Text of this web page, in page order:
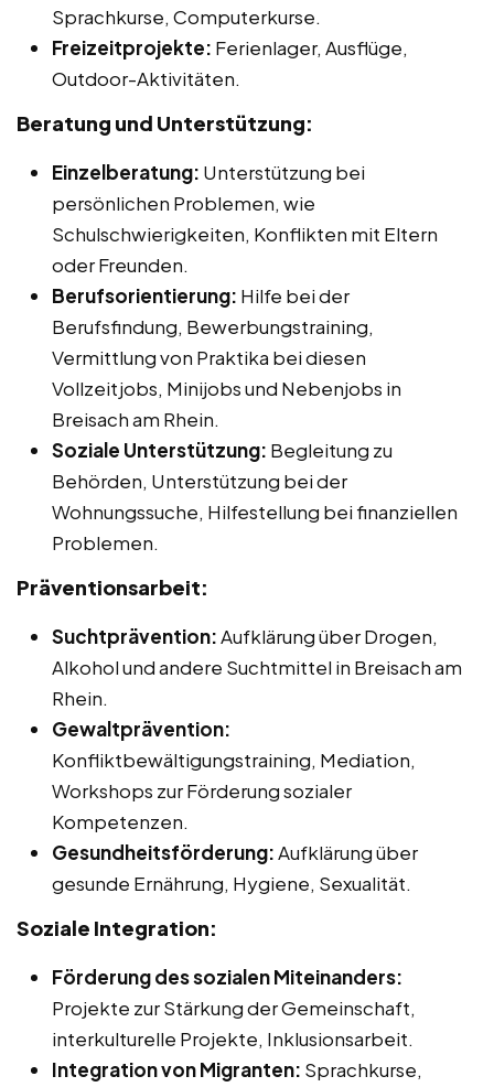
Sprachkurse, Computerkurse.
Freizeitprojekte: Ferienlager, Ausflüge,
Outdoor-Aktivitäten.
Beratung und Unterstützung:
Einzelberatung: Unterstützung bei
persönlichen Problemen, wie
Schulschwierigkeiten, Konflikten mit Eltern
oder Freunden.
Berufsorientierung: Hilfe bei der
Berufsfindung, Bewerbungstraining,
Vermittlung von Praktika bei diesen
Vollzeitjobs, Minijobs und Nebenjobs in
Breisach am Rhein.
Soziale Unterstützung: Begleitung zu
Behörden, Unterstützung bei der
Wohnungssuche, Hilfestellung bei finanziellen
Problemen.
Präventionsarbeit:
Suchtprävention:Aufklärung über Drogen,
Alkohol und andere Suchtmittel in Breisach am
Rhein.
Gewaltprävention:
Konfliktbewältigungstraining, Mediation,
Workshops zur Förderung sozialer
Kompetenzen.
Gesundheitsförderung:Aufklärung über
gesunde Ernährung, Hygiene, Sexualität.
Soziale Integration:
Förderung des sozialen Miteinanders:
Projekte zur Stärkung der Gemeinschaft,
interkulturelle Projekte, Inklusionsarbeit.
Integration von Migranten: Sprachkurse,